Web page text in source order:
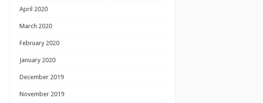
April 2020
March 2020
February 2020
January 2020
December 2019
November 2019